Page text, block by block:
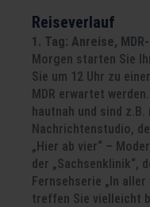
Reiseverlauf
1. Tag: Anreise,
Morgen starten Sie
Sie um 12 Uhr zu
MDR erwartet
hautnah und sind
Nachrichtenstudio,
„Hier ab vier“ –
der „Sachsenklinik“,
Fernsehserie „In
treffen Sie vielleicht